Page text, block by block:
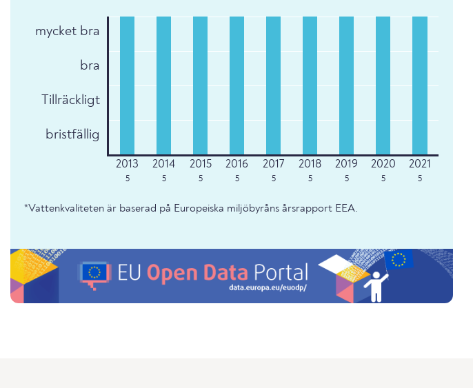
mycket bra
bra
Tillräckligt
bristfällig
5 5 5 5 5 5 5 5 5
*Vattenkvaliteten är baserad på Europeiska miljöbyråns årsrapport EEA.